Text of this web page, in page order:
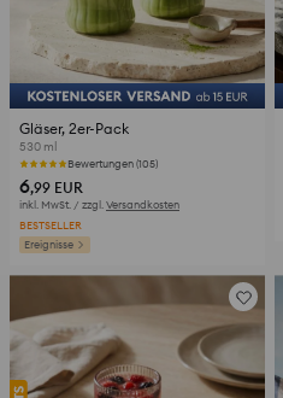
Gläser, 2er-Pack
530 ml
Bewertungen (105)
6,99 EUR
inkl. MwSt. / zzgl. Versandkosten
BESTSELLER
Ereignisse